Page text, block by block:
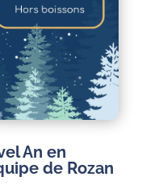
An en
de Rozan